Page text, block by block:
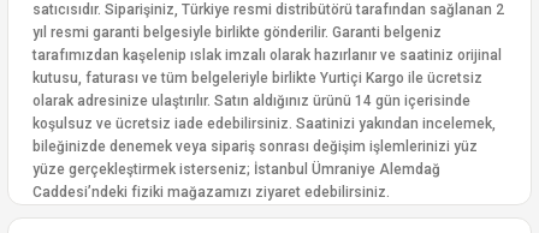
satıcısıdır. Siparişiniz, Türkiye resmi distribütörü tarafından sağlanan 2
yıl resmi garanti belgesiyle birlikte gönderilir. Garanti belgeniz
tarafımızdan kaşelenip ıslak imzalı olarak hazırlanır ve saatiniz orijinal
kutusu, faturası ve tüm belgeleriyle birlikte Yurtiçi Kargo ile ücretsiz
olarak adresinize ulaştırılır. Satın aldığınız ürünü 14 gün içerisinde
koşulsuz ve ücretsiz iade edebilirsiniz. Saatinizi yakından incelemek,
bileğinizde denemek veya sipariş sonrası değişim işlemlerinizi yüz
yüze gerçekleştirmek isterseniz; İstanbul Ümraniye Alemdağ
Caddesi’ndeki fiziki mağazamızı ziyaret edebilirsiniz.